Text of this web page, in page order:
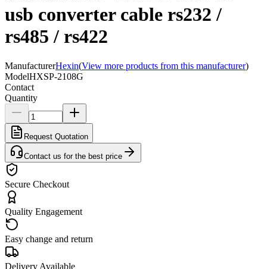
usb converter cable rs232 /
rs485 / rs422
ManufacturerHexin(View more products from this manufacturer)
ModelHXSP-2108G
Contact
Quantity
Request Quotation
Contact us for the best price
Secure Checkout
Quality Engagement
Easy change and return
Delivery Available